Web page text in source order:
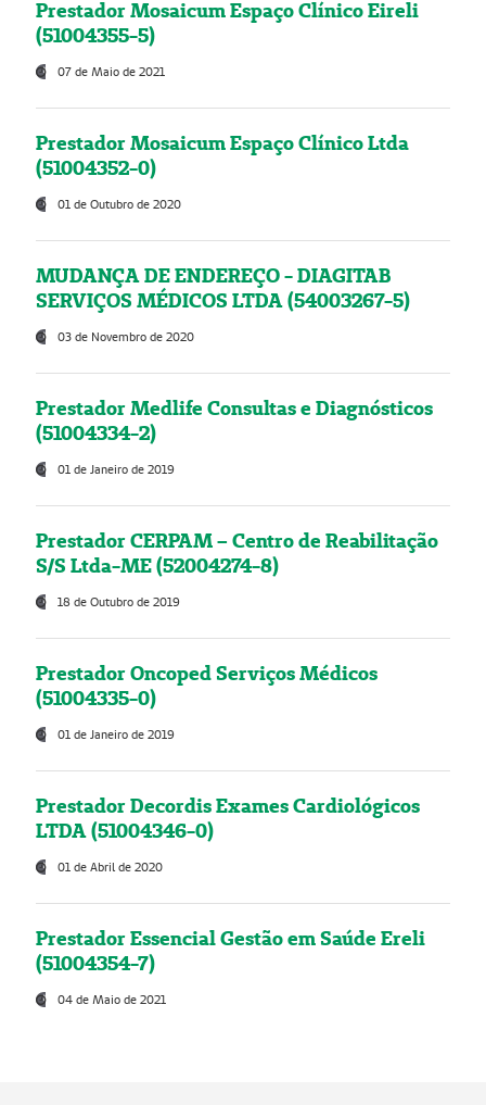
Prestador Mosaicum Espaço Clínico Eireli
(51004355-5)
07 de Maio de 2021
Prestador Mosaicum Espaço Clínico Ltda
(51004352-0)
01 de Outubro de 2020
MUDANÇA DE ENDEREÇO - DIAGITAB
SERVIÇOS MÉDICOS LTDA (54003267-5)
03 de Novembro de 2020
Prestador Medlife Consultas e Diagnósticos
(51004334-2)
01 de Janeiro de 2019
Prestador CERPAM – Centro de Reabilitação
S/S Ltda-ME (52004274-8)
18 de Outubro de 2019
Prestador Oncoped Serviços Médicos
(51004335-0)
01 de Janeiro de 2019
Prestador Decordis Exames Cardiológicos
LTDA (51004346-0)
01 de Abril de 2020
Prestador Essencial Gestão em Saúde Ereli
(51004354-7)
04 de Maio de 2021